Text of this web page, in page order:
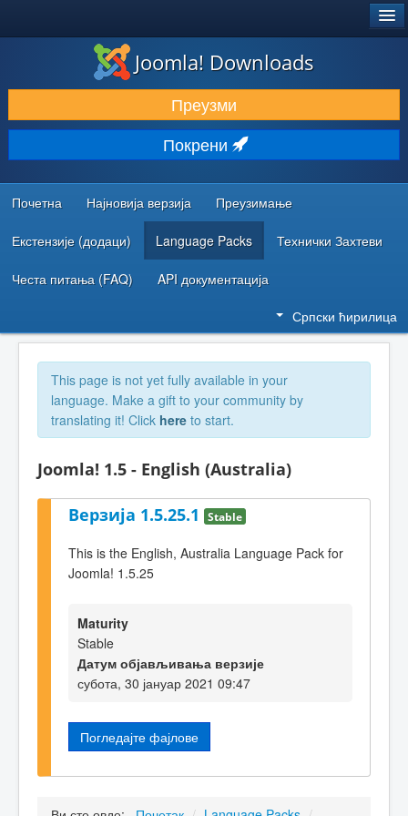
ПРЕУЗИМАЊЕ И ПРОШИРЕЊА (ЕКСТЕНЗИЈЕ)
ОТКРИЈТЕ И НАУЧИТЕ
ЗАЈЕДНИЦА И ПОДРШКА
РЕСУРСИ ЗА РАЗВОЈ
Joomla! Downloads
Преузми
Покрени
Почетна Најновија верзија Преузимање
Екстензије (додаци) Language Packs Технички Захтеви
Честа питања (FAQ) API документација
Српски ћирилица
This page is not yet fully available in your
language. Make a gift to your community by
translating it! Click here to start.
Joomla! 1.5 - English (Australia)
Верзија 1.5.25.1 Stable
This is the English, Australia Language Pack for
Joomla! 1.5.25
Maturity
Stable
Датум објављивања верзије
субота, 30 јануар 2021 09:47
Погледајте фајлове